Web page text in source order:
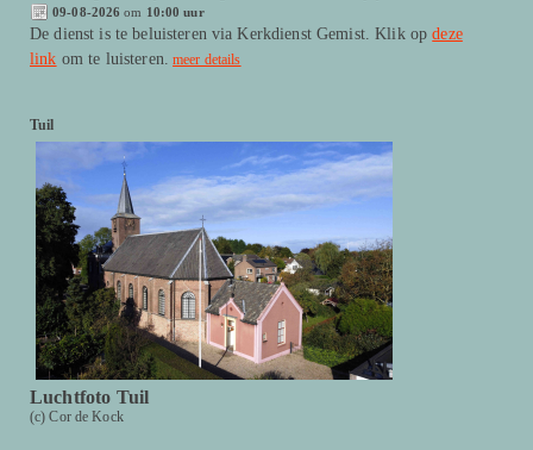
09-08-2026 om 10:00 uur
De dienst is te beluisteren via Kerkdienst Gemist. Klik opdeze
link om te luisteren. meer details
Tuil
Luchtfoto Tuil
(c) Cor de Kock